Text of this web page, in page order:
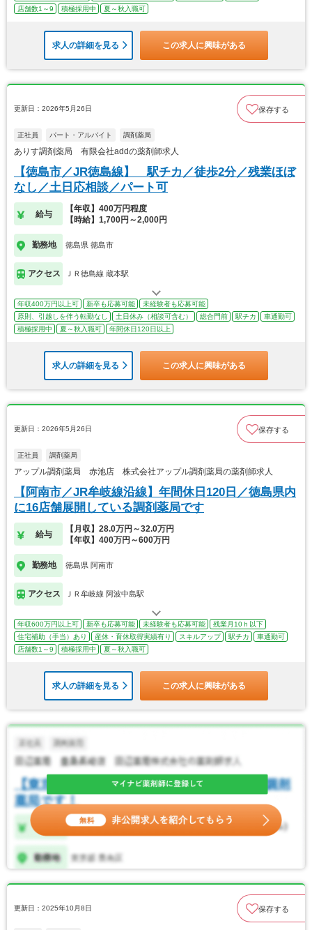
店舗数1～9 積極採用中 夏～秋入職可
求人の詳細を見る この求人に興味がある
更新日：2026年5月26日 保存する
正社員 パート・アルバイト 調剤薬局
ありす調剤薬局 有限会社addの薬剤師求人
【徳島市／JR徳島線】 駅チカ／徒歩2分／残業ほぼ
なし／土日応相談／パート可
給与
【年収】400万円程度
【時給】1,700円～2,000円
勤務地 徳島県 徳島市
アクセス ＪＲ徳島線 蔵本駅
年収400万円以上可 新卒も応募可能
未経験者も応募可能
原則、引越しを伴う転勤なし
土日休み（相談可含む） 総合門前 駅チカ
車通勤可
積極採用中
夏～秋入職可 年間休日120日以上
求人の詳細を見る この求人に興味がある
更新日：2026年5月26日 保存する
正社員 調剤薬局
アップル調剤薬局 赤池店 株式会社アップル調剤薬局の薬剤師求人
【阿南市／JR牟岐線沿線】年間休日120日／徳島県内
に16店舗展開している調剤薬局です
給与
【月収】28.0万円～32.0万円
【年収】400万円～600万円
勤務地 徳島県 阿南市
アクセス ＪＲ牟岐線 阿波中島駅
年収600万円以上可 新卒も応募可能 未経験者も応募可能
残業月10ｈ以下
住宅補助（手当）あり
産休・育休取得実績有り スキルアップ 駅チカ
車通勤可
店舗数1～9
積極採用中 夏～秋入職可
求人の詳細を見る この求人に興味がある
更新日：2025年10月8日 保存する